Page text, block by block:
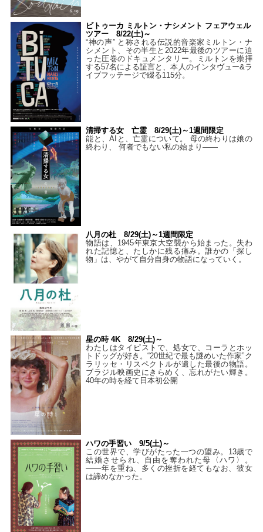
ビトゥーカ ミルトン・ナシメント フェアウェル
ツアー 8/22(土)～
“神の声” と称される伝説的音楽家ミルトン・ナ
シメント、その半生と2022年最後のツアーに迫
った圧巻のドキュメンタリー。ミルトンを崇拝
する57名による証言と、本人のインタヴュー&ラ
イブフッテージで綴る115分。
清掃する女 亡霊 8/29(土)～1週間限定
能と、AIと、亡霊について。 母の終わりは娘の
終わり、 何者でもない私の始まり――
八月の杜 8/29(土)～1週間限定
物語は、1945年東京大空襲から始まった。失わ
れた記憶と、たしかに残る痛み。誰かの「探し
物」は、やがて自分自身の物語になっていく。
星の時 4K 8/29(土)～
わたしはタイピストで、処⼥で、コーラとホッ
トドッグが好き。“20世紀で最も謎めいた作家”ク
ラリッセ・リスペクトルが遺した最後の物語。
ブラジル映画史にきらめく、忘れがたい輝き。
40年の時を経て⽇本初公開
ハワの手習い 9/5(土)～
この世界で、学びがたった一つの望み。13歳で
結婚させられ、自由を奪われた母〈ハワ〉。
——年を重ね、多くの挫折を経てもなお、彼女
は諦めなかった。